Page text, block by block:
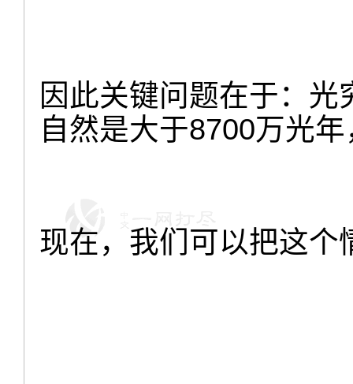
因此关键问题在于：
自然是大于8700万光
现在，我们可以把这个